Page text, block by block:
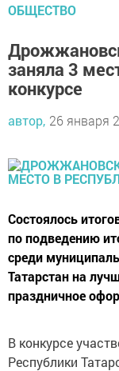
ОБЩЕСТВО
заняла 3
конкурсе
автор, 26 января
Состоялось
по подведению
среди
Татарстан на
праздничное
В конкурсе
Республики